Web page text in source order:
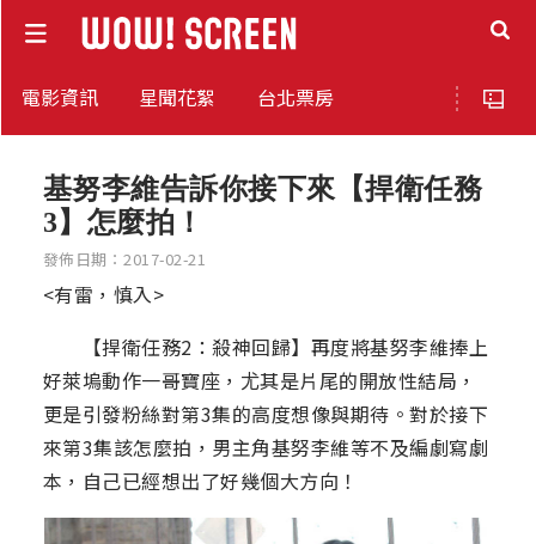
電影資訊 星聞花絮 台北票房
基努李維告訴你接下來【捍衛任務
3】怎麼拍！
發佈日期：2017-02-21
<有雷，慎入>
【捍衛任務2：殺神回歸】再度將基努李維捧上
好萊塢動作一哥寶座，尤其是片尾的開放性結局，
更是引發粉絲對第3集的高度想像與期待。對於接下
來第3集該怎麼拍，男主角基努李維等不及編劇寫劇
本，自己已經想出了好幾個大方向！